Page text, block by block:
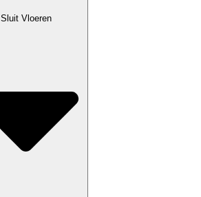
Sluit Vloeren